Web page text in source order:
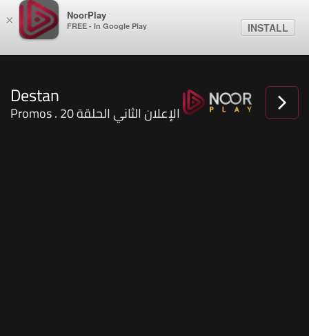
× NoorPlay
FREE - In Google Play INSTALL
Destan
Promos . الإعلان الثاني الحلقة 20